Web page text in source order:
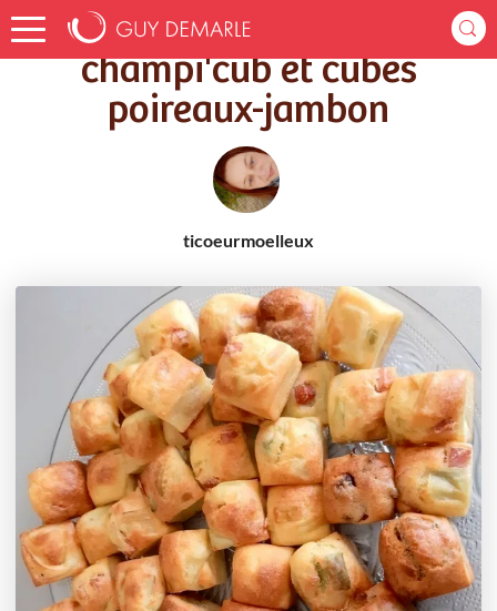
Accueil Recettes champi'cub et cubes poireaux-jambon
champi'cub et cubes
poireaux-jambon
ticoeurmoelleux